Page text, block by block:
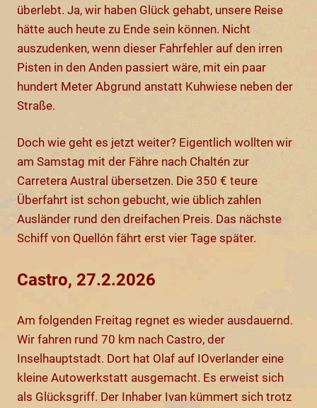
überlebt. Ja, wir haben Glück gehabt, unsere Reise
hätte auch heute zu Ende sein können. Nicht
auszudenken, wenn dieser Fahrfehler auf den irren
Pisten in den Anden passiert wäre, mit ein paar
hundert Meter Abgrund anstatt Kuhwiese neben der
Straße.
Doch wie geht es jetzt weiter? Eigentlich wollten wir
am Samstag mit der Fähre nach Chaltén zur
Carretera Austral übersetzen. Die 350 € teure
Überfahrt ist schon gebucht, wie üblich zahlen
Ausländer rund den dreifachen Preis. Das nächste
Schiff von Quellón fährt erst vier Tage später.
Castro, 27.2.2026
Am folgenden Freitag regnet es wieder ausdauernd.
Wir fahren rund 70 km nach Castro, der
Inselhauptstadt. Dort hat Olaf auf IOverlander eine
kleine Autowerkstatt ausgemacht. Es erweist sich
als Glücksgriff. Der Inhaber Ivan kümmert sich trotz